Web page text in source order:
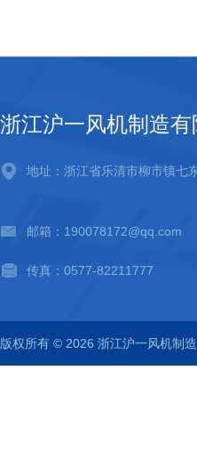
浙江沪一风机制造有
地址：浙江省乐清市柳市镇七
邮箱：190078172@qq.com
传真：0577-82211777
版权所有 © 2026 浙江沪一风机制